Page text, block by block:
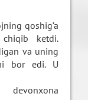
qoshig’a
ketdi.
va uning
bor edi. U